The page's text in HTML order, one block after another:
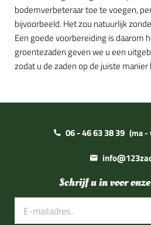
bodemverbeteraar toe te voegen,
bijvoorbeeld. Het zou natuurlijk
Een goede voorbereiding is daarom
groentezaden geven we u een
zodat u de zaden op de juiste manier
06 - 46 63 38 39 (ma -
Schrijf u in voor